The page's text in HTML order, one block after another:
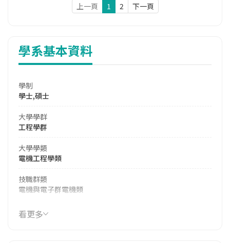
上一頁 1 2 下一頁
學系基本資料
學制
學士,碩士
大學學群
工程學群
大學學類
電機工程學類
技職群類
電機與電子群電機類
114年學費
41,970 元/學期
看更多